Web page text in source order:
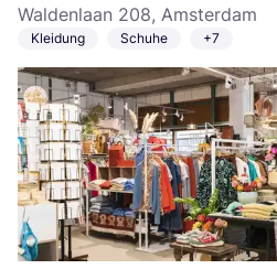
Waldenlaan 208, Amsterdam
Kleidung Schuhe +7